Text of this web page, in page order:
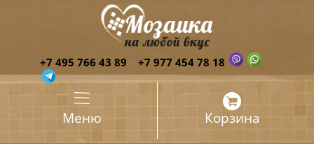
+7 495 766 43 89 +7 977 454 78 18
Меню Корзина